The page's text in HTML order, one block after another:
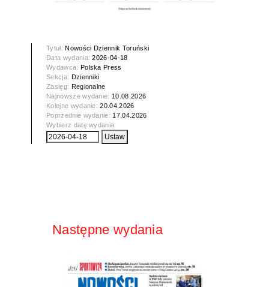
Tytuł: Nowości Dziennik Toruński
Data wydania:2026-04-18
Wydawca: Polska Press
Sekcja: Dzienniki
Zasięg: Regionalne
Najnowsze wydanie: 10.08.2026
Kolejne wydanie:20.04.2026
Poprzednie wydanie: 17.04.2026
Wybierz datę wydania:
Następne wydania